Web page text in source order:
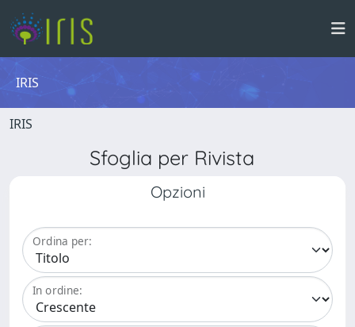
IRIS
IRIS
Sfoglia per Rivista
Opzioni
Ordina per:
In ordine: